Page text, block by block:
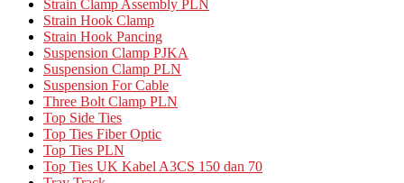
Strain Clamp Assembly PLN
Strain Hook Clamp
Strain Hook Pancing
Suspension Clamp PJKA
Suspension Clamp PLN
Suspension For Cable
Three Bolt Clamp PLN
Top Side Ties
Top Ties Fiber Optic
Top Ties PLN
Top Ties UK Kabel A3CS 150 dan 70